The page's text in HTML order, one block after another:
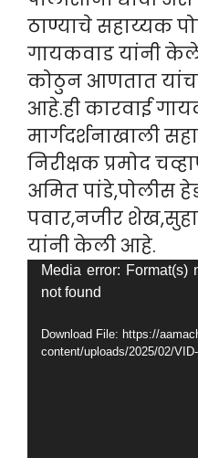
ठाण्याचे सहाय्यक
गायकवाड यांनी
कोठुन आणतात
आहे.ही कारवाई
मार्गदर्शनाखाली
निरीक्षक प्रमोद
अमित पांडे,पोलीस
पवार,नजीर
यांनी केली आहे.
Media error: Format(s)
not found
Download File: https://
content/uploads/2025/02/